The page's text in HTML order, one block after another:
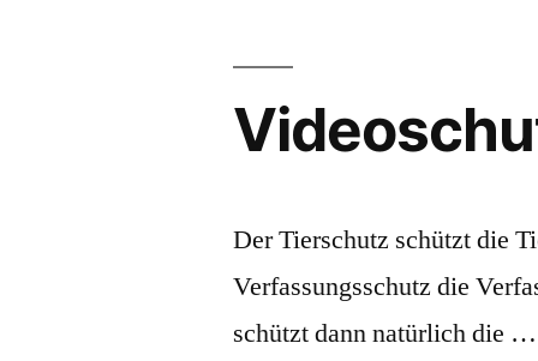
Neusprechfunk
7
Der Tierschutz schützt die
Verfassungsschutz die
schützt dann natürlich die